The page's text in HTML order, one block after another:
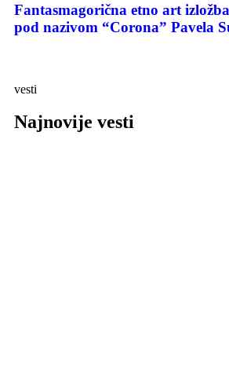
Fantasmagorična etno art
pod nazivom “Corona” Pavela
vesti
Najnovije vesti